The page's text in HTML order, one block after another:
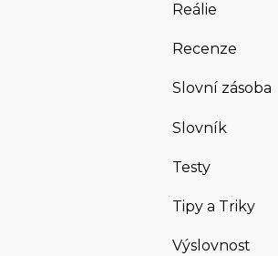
Reálie
Recenze
Slovní zásoba
Slovník
Testy
Tipy a Triky
Výslovnost